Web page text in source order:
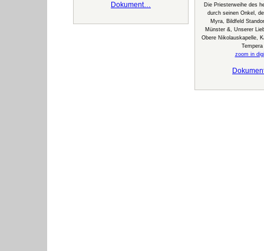
Dokument…
Die Priesterweihe des
durch seinen Onkel,
Myra, Bildfeld
Münster &, Unserer
Obere Nikolauskapelle,
Tempera
zoom in